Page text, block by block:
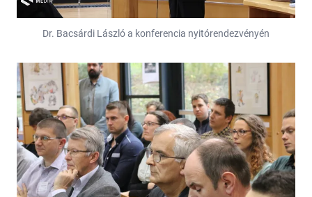
Dr. Bacsárdi László a konferencia nyitórendezvényén